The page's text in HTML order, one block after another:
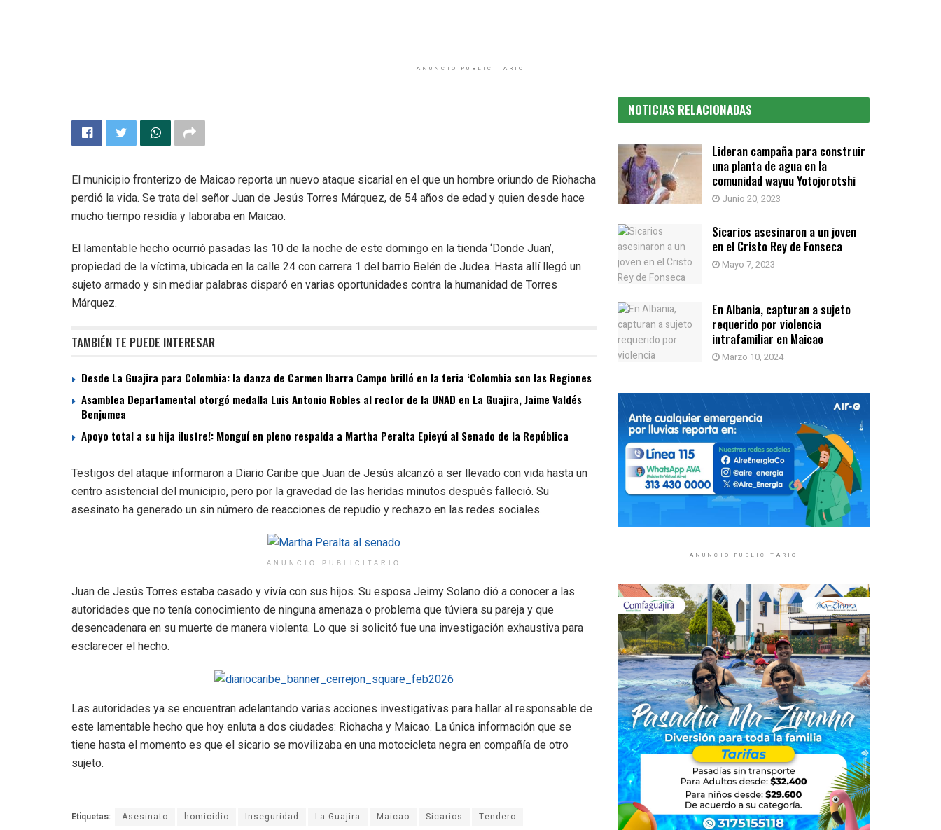
ANUNCIO PUBLICITARIO
El municipio fronterizo de Maicao reporta un nuevo ataque sicarial en el que un hombre oriundo de Riohacha
perdió la vida. Se trata del señor Juan de Jesús Torres Márquez, de 54 años de edad y quien desde hace
mucho tiempo residía y laboraba en Maicao.
El lamentable hecho ocurrió pasadas las 10 de la noche de este domingo en la tienda ‘Donde Juan’,
propiedad de la víctima, ubicada en la calle 24 con carrera 1 del barrio Belén de Judea. Hasta allí llegó un
sujeto armado y sin mediar palabras disparó en varias oportunidades contra la humanidad de Torres
Márquez.
TAMBIÉN TE PUEDE INTERESAR
Desde La Guajira para Colombia: la danza de Carmen Ibarra Campo brilló en la feria ‘Colombia son las Regiones
Asamblea Departamental otorgó medalla Luis Antonio Robles al rector de la UNAD en La Guajira, Jaime Valdés
Benjumea
Apoyo total a su hija ilustre!: Monguí en pleno respalda a Martha Peralta Epieyú al Senado de la República
Testigos del ataque informaron a Diario Caribe que Juan de Jesús alcanzó a ser llevado con vida hasta un
centro asistencial del municipio, pero por la gravedad de las heridas minutos después falleció. Su
asesinato ha generado un sin número de reacciones de repudio y rechazo en las redes sociales.
ANUNCIO PUBLICITARIO
Juan de Jesús Torres estaba casado y vivía con sus hijos. Su esposa Jeimy Solano dió a conocer a las
autoridades que no tenía conocimiento de ninguna amenaza o problema que túviera su pareja y que
desencadenara en su muerte de manera violenta. Lo que si solicitó fue una investigación exhaustiva para
esclarecer el hecho.
Las autoridades ya se encuentran adelantando varias acciones investigativas para hallar al responsable de
este lamentable hecho que hoy enluta a dos ciudades: Riohacha y Maicao. La única información que se
tiene hasta el momento es que el sicario se movilizaba en una motocicleta negra en compañía de otro
sujeto.
Etiquetas: Asesinato homicidio Inseguridad La Guajira Maicao Sicarios Tendero
NOTICIAS RELACIONADAS
Lideran campaña para construir
una planta de agua en la
comunidad wayuu Yotojorotshi
Junio 20, 2023
Sicarios asesinaron a un joven
en el Cristo Rey de Fonseca
Mayo 7, 2023
En Albania, capturan a sujeto
requerido por violencia
intrafamiliar en Maicao
Marzo 10, 2024
ANUNCIO PUBLICITARIO